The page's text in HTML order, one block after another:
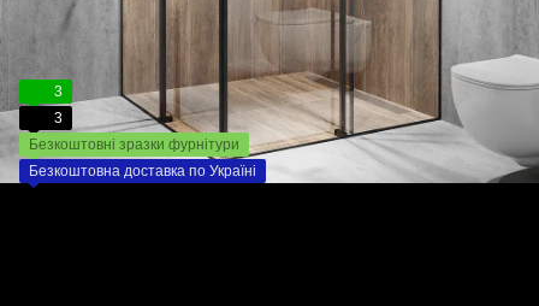
3
3
Безкоштовні зразки фурнітури
Безкоштовна доставка по Україні